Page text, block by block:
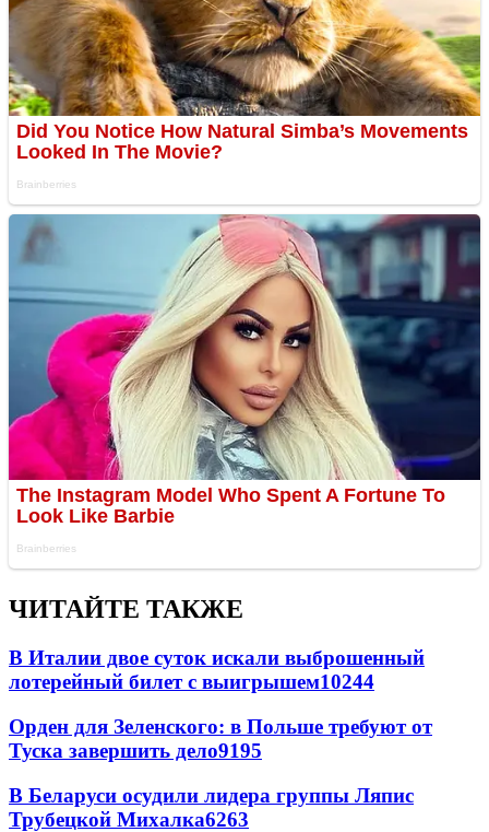
ЧИТАЙТЕ ТАКЖЕ
В Италии двое суток искали выброшенный
лотерейный билет с выигрышем10244
Орден для Зеленского: в Польше требуют от
Туска завершить дело9195
В Беларуси осудили лидера группы Ляпис
Трубецкой Михалка6263